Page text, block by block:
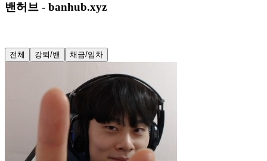
밴허브 - banhub.xyz
전체 강퇴/밴 채금/임차